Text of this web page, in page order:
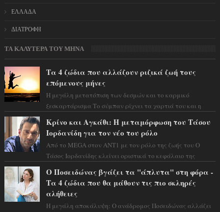
ΕΛΛΑΔΑ
ΔΙΑΤΡΟΦΗ
ΤΑ ΚΑΛΥΤΕΡΑ ΤΟΥ ΜΗΝΑ
Τα 4 ζώδια που αλλάζουν ριζικά ζωή τους
επόμενους μήνες
Η μεγάλη μετατόπιση των δεσμών και το καρμικό
ξεσκαρτάρισμα Το σύμπαν ρίχνει τα χαρτιά του και η
Κρίνο και Αγκάθι: Η μεταμόρφωση του Τάσου
Ιορδανίδη για τον νέο του ρόλο
Από το MEGA στον ΑΝΤ1 με τον ρόλο της ζωής του Ο
Τάσος Ιορδανίδης κλείνει οριστικά το κεφάλαιο της
Ο Ποσειδώνας βγάζει τα "άπλυτα" στη φόρα -
Τα 4 ζώδια που θα μάθουν τις πιο σκληρές
αλήθειες
Η μεγάλη αποκάλυψη: Ο ανάδρομος Ποσειδώνας αλλάζει